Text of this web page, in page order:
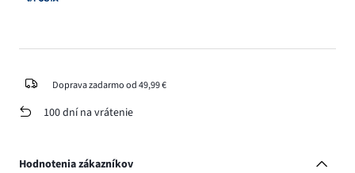
Doprava zadarmo od 49,99 €
100 dní na vrátenie
Hodnotenia zákazníkov